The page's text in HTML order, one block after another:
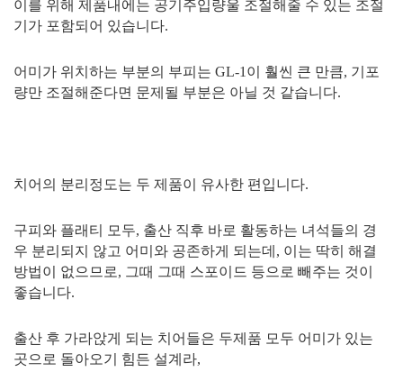
이를 위해 제품내에는 공기주입량울 조절해줄 수 있는 조절
기가 포함되어 있습니다.
어미가 위치하는 부분의 부피는 GL-1이 훨씬 큰 만큼, 기포
량만 조절해준다면 문제될 부분은 아닐 것 같습니다.
치어의 분리정도는 두 제품이 유사한 편입니다.
구피와 플래티 모두, 출산 직후 바로 활동하는 녀석들의 경
우 분리되지 않고 어미와 공존하게 되는데, 이는 딱히 해결
방법이 없으므로, 그때 그때 스포이드 등으로 빼주는 것이
좋습니다.
출산 후 가라앉게 되는 치어들은 두제품 모두 어미가 있는
곳으로 돌아오기 힘든 설계라,